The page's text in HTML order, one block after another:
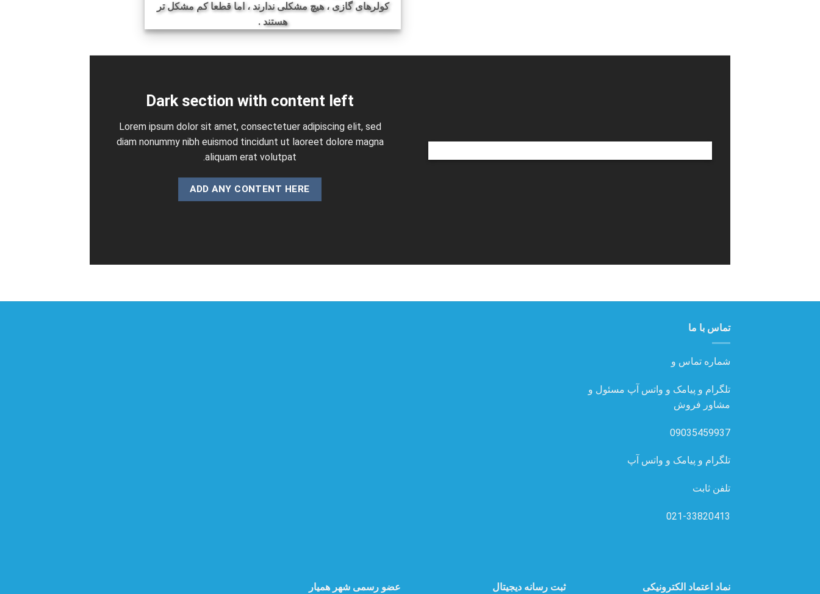
کولرهای گازی ، هیچ مشکلی ندارند ، اما قطعا کم مشکل تر
هستند .
Dark section with content left
Lorem ipsum dolor sit amet, consectetuer adipiscing elit, sed
diam nonummy nibh euismod tincidunt ut laoreet dolore magna
aliquam erat volutpat.
ADD ANY CONTENT HERE
تماس با ما
شماره تماس و
تلگرام و پیامک و واتس آپ مسئول و
مشاور فروش
09035459937
تلگرام و پیامک و واتس آپ
تلفن ثابت
021-33820413
نماد اعتماد الکترونیکی ثبت رسانه دیجیتال عضو رسمی شهر همیار